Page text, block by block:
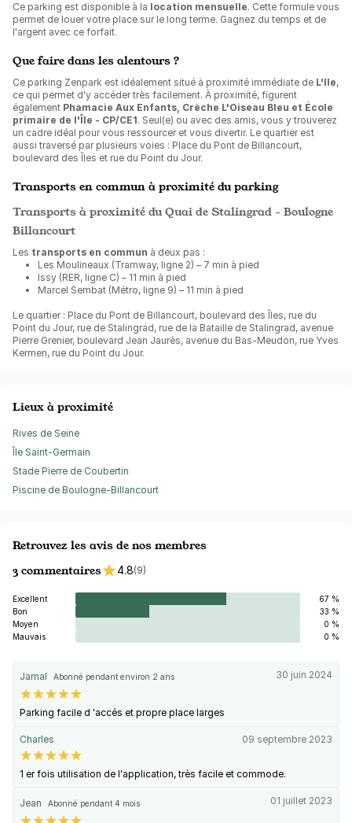
Ce parking est disponible à la location mensuelle. Cette formule vous
permet de louer votre place sur le long terme. Gagnez du temps et de
l'argent avec ce forfait.
Que faire dans les alentours ?
Ce parking Zenpark est idéalement situé à proximité immédiate de L'Ile,
ce qui permet d'y accéder très facilement. À proximité, figurent
également Phamacie Aux Enfants, Crèche L'Oiseau Bleu et École
primaire de l'Île - CP/CE1. Seul(e) ou avec des amis, vous y trouverez
un cadre idéal pour vous ressourcer et vous divertir. Le quartier est
aussi traversé par plusieurs voies : Place du Pont de Billancourt,
boulevard des Îles et rue du Point du Jour.
Transports en commun à proximité du parking
Transports à proximité du Quai de Stalingrad - Boulogne
Billancourt
Les transports en commun à deux pas :
Les Moulineaux (Tramway, ligne 2) – 7 min à pied
Issy (RER, ligne C) – 11 min à pied
Marcel Sembat (Métro, ligne 9) – 11 min à pied
Le quartier : Place du Pont de Billancourt, boulevard des Îles, rue du
Point du Jour, rue de Stalingrad, rue de la Bataille de Stalingrad, avenue
Pierre Grenier, boulevard Jean Jaurès, avenue du Bas-Meudon, rue Yves
Kermen, rue du Point du Jour.
Lieux à proximité
Rives de Seine
Île Saint-Germain
Stade Pierre de Coubertin
Piscine de Boulogne-Billancourt
Retrouvez les avis de nos membres
3 commentaires
4.8(9)
Excellent
67 %
Bon
33 %
Moyen
0 %
Mauvais
0 %
Jamal Abonné pendant environ 2 ans 30 juin 2024
Parking facile d 'accés et propre place larges
Charles 09 septembre 2023
1 er fois utilisation de l'application, très facile et commode.
Jean Abonné pendant 4 mois 01 juillet 2023